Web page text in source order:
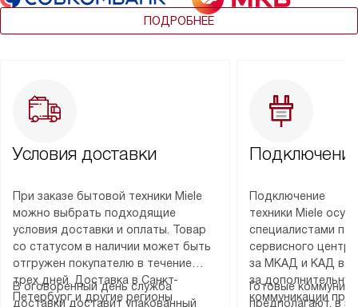
ПОДРОБНЕЕ
Условия доставки
При заказе бытовой техники Miele
можно выбрать подходящие
условия доставки и оплаты. Товар
со статусом в наличии может быть
отгружен покупателю в течение
трех дней. Доставка в Санкт-
Петербург и другие регионы
В оговоренный день служба
доставки доставит упакованный
Подключение
техники Miele
специалистами
сервисного
за МКАД и КАД
за
коммуникации
Готовые
предполагают, в